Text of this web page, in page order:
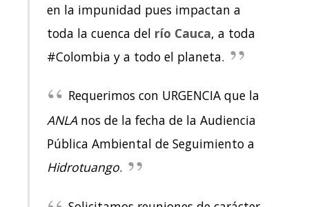
en la impunidad pues impactan a
toda la cuenca del río Cauca, a toda
#Colombia y a todo el planeta.
Requerimos con URGENCIA que la
ANLA nos de la fecha de la Audiencia
Pública Ambiental de Seguimiento a
Hidrotuango.